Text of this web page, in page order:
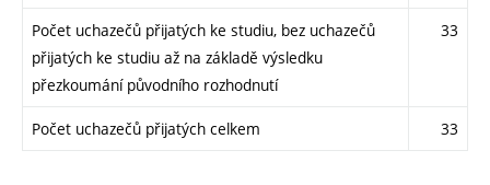
Počet uchazečů přijatých ke studiu, bez uchazečů
přijatých ke studiu až na základě výsledku
přezkoumání původního rozhodnutí
33
Počet uchazečů přijatých celkem 33